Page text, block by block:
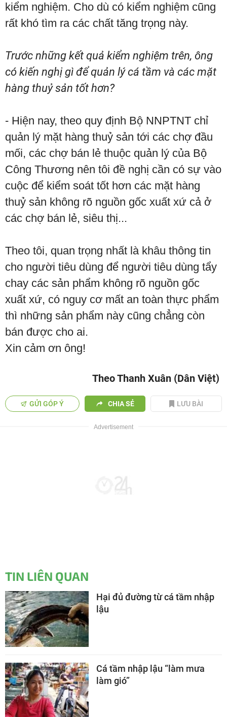
kiểm nghiệm. Cho dù có kiểm nghiệm cũng
rất khó tìm ra các chất tăng trọng này.
Trước những kết quả kiểm nghiệm trên, ông
có kiến nghị gì để quản lý cá tầm và các mặt
hàng thuỷ sản tốt hơn?
- Hiện nay, theo quy định Bộ NNPTNT chỉ
quản lý mặt hàng thuỷ sản tới các chợ đầu
mối, các chợ bán lẻ thuộc quản lý của Bộ
Công Thương nên tôi đề nghị cần có sự vào
cuộc để kiểm soát tốt hơn các mặt hàng
thuỷ sản không rõ nguồn gốc xuất xứ cả ở
các chợ bán lẻ, siêu thị...
Theo tôi, quan trọng nhất là khâu thông tin
cho người tiêu dùng để người tiêu dùng tẩy
chay các sản phẩm không rõ nguồn gốc
xuất xứ, có nguy cơ mất an toàn thực phẩm
thì những sản phẩm này cũng chẳng còn
bán được cho ai.
Xin cảm ơn ông!
Theo Thanh Xuân (Dân Việt)
GỬI GÓP Ý CHIA SẺ LƯU BÀI
TIN LIÊN QUAN
Hại đủ đường từ cá tầm nhập
lậu
Cá tầm nhập lậu “làm mưa
làm gió”